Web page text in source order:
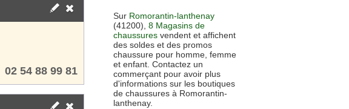
02 54 88 99 81
Sur Romorantin-lanthenay
(41200), 8 Magasins de
chaussures vendent et affichent
des soldes et des promos
chaussure pour homme, femme
et enfant. Contactez un
commerçant pour avoir plus
d'informations sur les boutiques
de chaussures à Romorantin-
lanthenay.